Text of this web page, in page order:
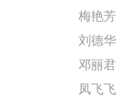
梅艳芳
刘德华
邓丽君
凤飞飞